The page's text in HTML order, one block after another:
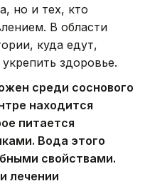
но и тех, кто
В области
куда едут,
здоровье.
среди соснового
находится
питается
Вода этого
свойствами.
лечении